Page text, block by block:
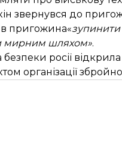
звернувся до
пригожина«зупинити
мирним шляхом».
росії
організації